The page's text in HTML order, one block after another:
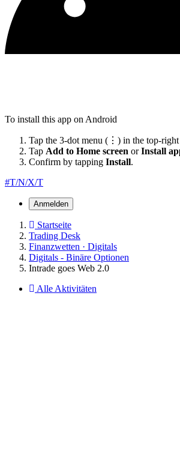
To install this app on Android
Tap the 3-dot menu (⋮) in the top-right
Tap Add to Home screen orInstall
Confirm by tapping Install.
#T/N/X/T
Anmelden
Startseite
Trading Desk
Finanzwetten · Digitals
Digitals - Binäre Optionen
Intrade goes Web 2.0
Alle Aktivitäten